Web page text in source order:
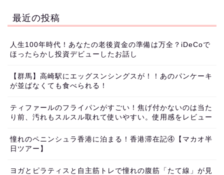
最近の投稿
人生100年時代！あなたの老後資金の準備は万全？iDeCoで
ほったらかし投資デビューしたお話し
【群馬】高崎駅にエッグスンシングスが！！あのパンケーキ
が並ばなくても食べられる！
ティファールのフライパンがすごい！焦げ付かないのは当た
り前、汚れもスルスル取れて使いやすい。使用感をレビュー
憧れのペニンシュラ香港に泊まる！香港滞在記④【マカオ半
日ツアー】
ヨガとピラティスと自主筋トレで憧れの腹筋「たて線」が見